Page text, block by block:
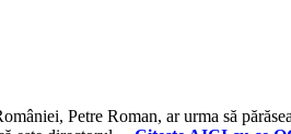
Petre Roman, ar urma să